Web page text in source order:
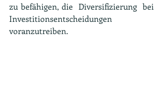
zu befähigen, die  Diversifizierung  bei
Investitionsentscheidungen
voranzutreiben.